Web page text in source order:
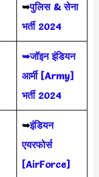
➥पुलिस & सेना
भर्ती 2024
➥जॉइन इंडियन
आर्मी [Army]
भर्ती 2024
➥इंडियन
एयरफोर्स
[AirForce]